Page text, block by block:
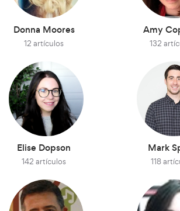
Donna Moores
12 artículos
Amy
132
Elise Dopson
142 artículos
Mark
118